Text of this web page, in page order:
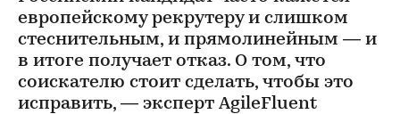
европейскому рекрутеру и слишком
стеснительным, и прямолинейным — и
в итоге получает отказ. О том, что
соискателю стоит сделать, чтобы это
исправить, — эксперт AgileFluent